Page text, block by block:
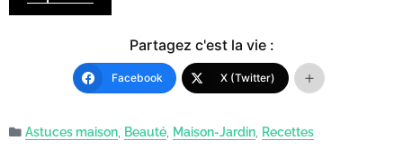
Partagez c'est la vie :
Facebook X (Twitter)
Astuces maison Beauté Maison-Jardin Recettes